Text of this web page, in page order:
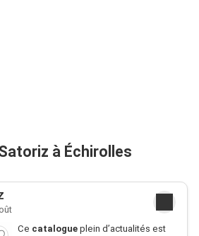
à Échirolles
Ce catalogueplein d’actualités est